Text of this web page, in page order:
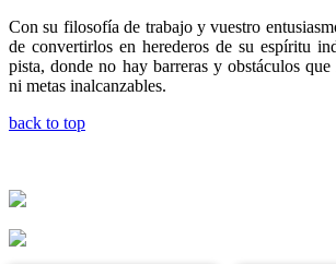
Con su filosofía de trabajo y vuestro
de convertirlos en herederos de su espíritu
pista, donde no hay barreras y obstáculos
ni metas inalcanzables.
back to top